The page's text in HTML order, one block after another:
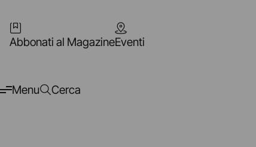
Abbonati al MagazineEventi
Menu Cerca